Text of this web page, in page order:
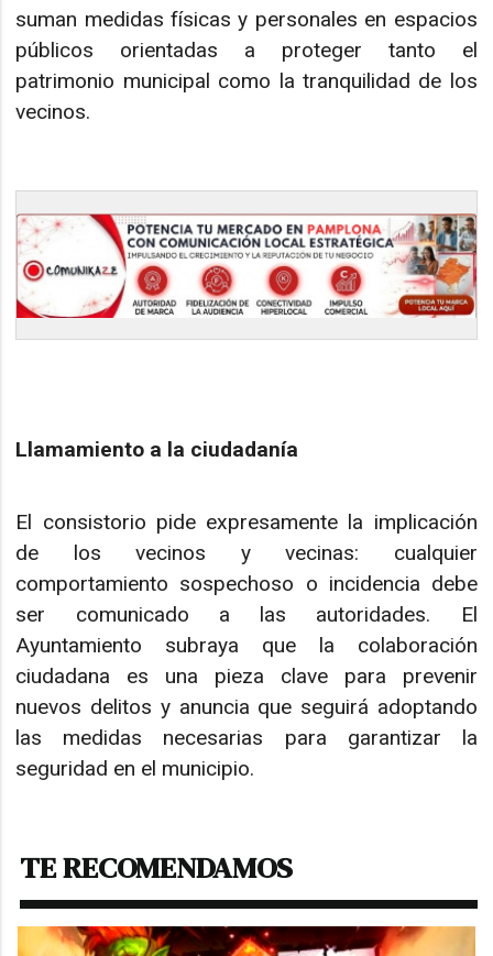
suman medidas físicas y personales en espacios
públicos orientadas a proteger tanto el
patrimonio municipal como la tranquilidad de los
vecinos.
Llamamiento a la ciudadanía
El consistorio pide expresamente la implicación
de los vecinos y vecinas: cualquier
comportamiento sospechoso o incidencia debe
ser comunicado a las autoridades. El
Ayuntamiento subraya que la colaboración
ciudadana es una pieza clave para prevenir
nuevos delitos y anuncia que seguirá adoptando
las medidas necesarias para garantizar la
seguridad en el municipio.
TE RECOMENDAMOS